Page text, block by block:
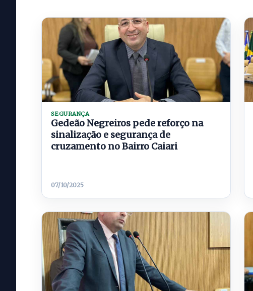
SEGURANÇA
Gedeão Negreiros pede reforço na
sinalização e segurança de
cruzamento no Bairro Caiari
07/10/2025